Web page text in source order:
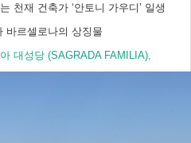
천재 건축가 ‘안토니 가우디’ 일생
바르셀로나의 상징물
대성당 (SAGRADA FAMILIA),